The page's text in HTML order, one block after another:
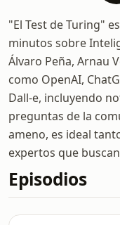
"El Test de Turing"
minutos sobre
Álvaro Peña, Arnau
como OpenAI,
Dall-e, incluyendo
preguntas de la
ameno, es ideal
expertos que
Episodios